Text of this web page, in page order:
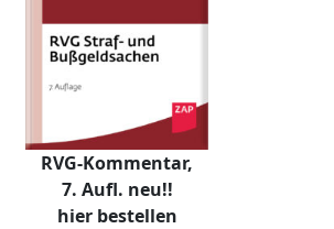
RVG-Kommentar,
7. Aufl. neu!!
hier bestellen